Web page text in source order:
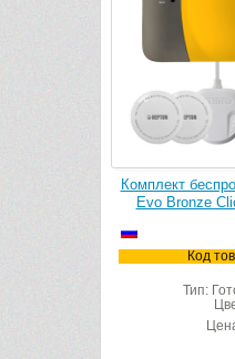
Комплект
Evo Bronze
Код
Тип: